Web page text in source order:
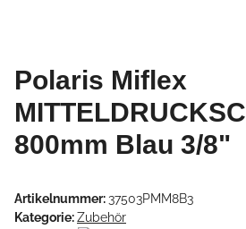
Polaris Miflex
800mm Blau 3/8"
Artikelnummer:37503PMM8B3
Kategorie:Zubehör